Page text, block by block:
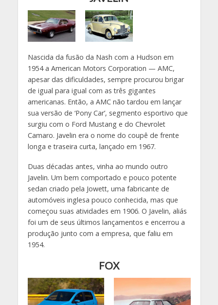
Nascida da fusão da Nash com a Hudson em
1954 a American Motors Corporation — AMC,
apesar das dificuldades, sempre procurou brigar
de igual para igual com as três gigantes
americanas. Então, a AMC não tardou em lançar
sua versão de ‘Pony Car’, segmento esportivo que
surgiu com o Ford Mustang e do Chevrolet
Camaro. Javelin era o nome do coupê de frente
longa e traseira curta, lançado em 1967.
Duas décadas antes, vinha ao mundo outro
Javelin. Um bem comportado e pouco potente
sedan criado pela Jowett, uma fabricante de
automóveis inglesa pouco conhecida, mas que
começou suas atividades em 1906. O Javelin, aliás
foi um de seus últimos lançamentos e encerrou a
produção junto com a empresa, que faliu em
1954.
FOX